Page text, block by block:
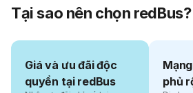
Tại sao nên chọn redBus?
Giá và ưu đãi độc
quyền tại redBus
phủ